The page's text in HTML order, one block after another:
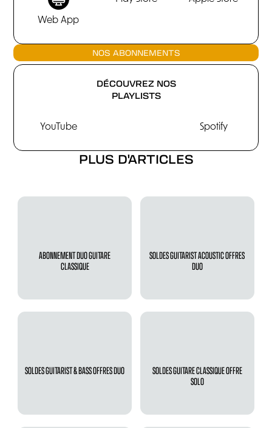
Web App
NOS ABONNEMENTS
DÉCOUVREZ NOS
PLAYLISTS
YouTube Spotify
PLUS D'ARTICLES
ABONNEMENT DUO GUITARE
CLASSIQUE
SOLDES GUITARIST ACOUSTIC OFFRES
DUO
SOLDES GUITARIST & BASS OFFRES DUO SOLDES GUITARE CLASSIQUE OFFRE
SOLO